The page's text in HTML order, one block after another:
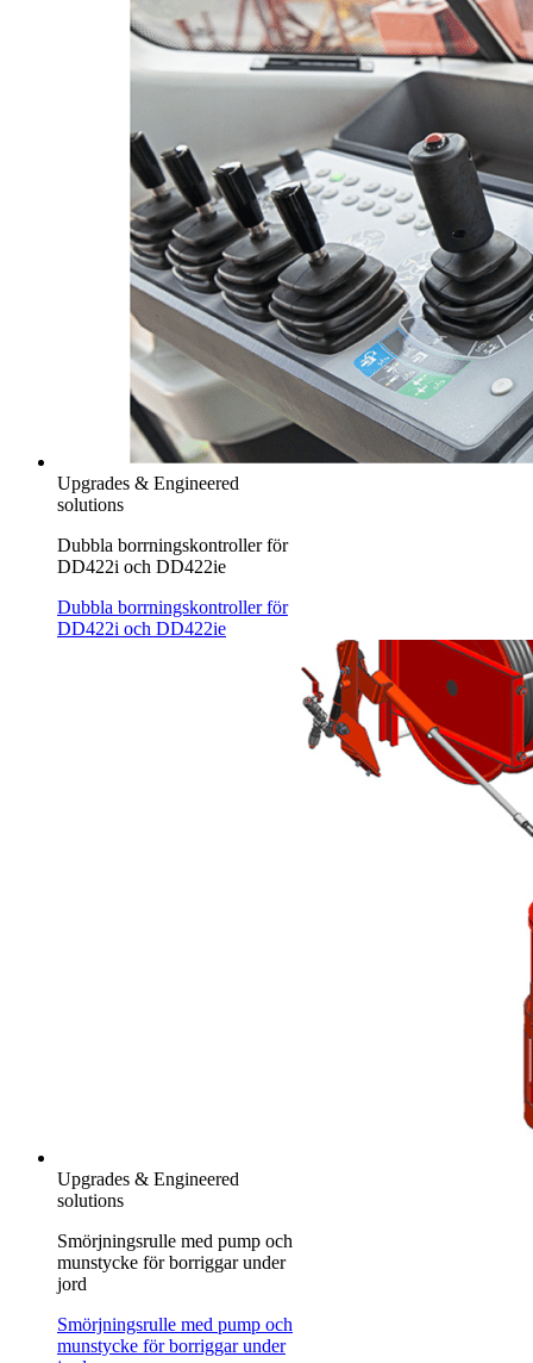
Upgrades & Engineered
solutions
Dubbla borrningskontroller för
DD422i och DD422ie
Dubbla borrningskontroller för
DD422i och DD422ie
Upgrades & Engineered
solutions
Smörjningsrulle med pump och
munstycke för borriggar under
jord
Smörjningsrulle med pump och
munstycke för borriggar under